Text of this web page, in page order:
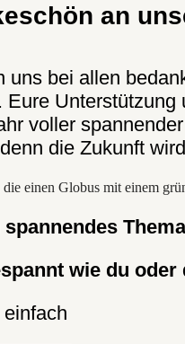
an
uns bei allen
Eure
voller
die Zukunft
wie du